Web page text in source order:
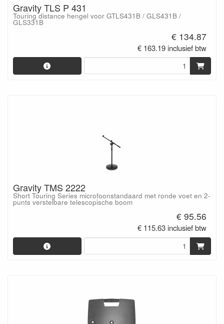
Gravity TLS P 431
Touring distance hengel voor GTLS431B / GLS431B /
GLS331B
€ 134.87
€ 163.19 inclusief btw
Gravity TMS 2222
Short Touring Series microfoonstandaard met ronde voet en 2-
punts verstelbare telescopische boom
€ 95.56
€ 115.63 inclusief btw